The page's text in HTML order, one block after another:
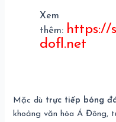
Xem
thêm: https://
dofl.net
Mặc dù trực tiếp bóng
khoảng văn hóa Á Đông,